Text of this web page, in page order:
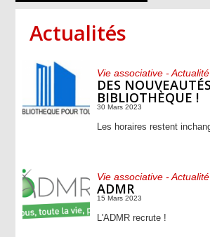
Actualités
Vie associative -
DES
BIBLIOTHÈQUE !
30 Mars 2023
Les horaires restent
Vie associative -
ADMR
15 Mars 2023
L'ADMR recrute !